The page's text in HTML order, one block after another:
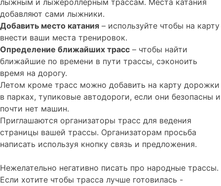
лыжным и лыжероллерным трассам. Места катания
добавляют сами лыжники.
Добавить место катания – используйте чтобы на карту
внести ваши места тренировок.
Определение ближайших трасс – чтобы найти
ближайшие по времени в пути трассы, сэконоить
время на дорогу.
Летом кроме трасс можно добавить на карту дорожки
в парках, тупиковые автодороги, если они безопасны и
почти нет машин.
Приглашаются организаторы трасс для ведения
страницы вашей трассы. Организаторам просьба
написать используя кнопку связь и предложения.
Нежелательно негативно писать про народные трассы.
Если хотите чтобы трасса лучше готовилась -